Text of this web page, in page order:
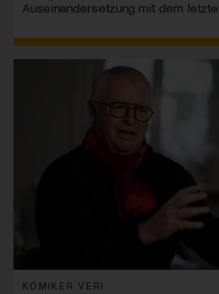
Auseinandersetzung mit dem
KOMIKER VERI